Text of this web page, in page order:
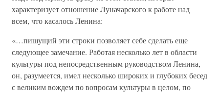
характеризует отношение Луначарского к работе над
всем, что касалось Ленина:
«…пишущий эти строки позволяет себе сделать еще
следующее замечание. Работая несколько лет в области
культуры под непосредственным руководством Ленина,
он, разумеется, имел несколько широких и глубоких бесед
с великим вождем по вопросам культуры в целом, по